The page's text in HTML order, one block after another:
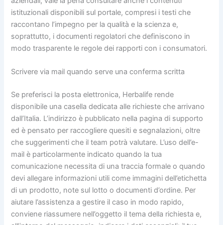
istituzionali disponibili sul portale, compresi i testi che
raccontano l’impegno per la qualità e la scienza e,
soprattutto, i documenti regolatori che definiscono in
modo trasparente le regole dei rapporti con i consumatori.
Scrivere via mail quando serve una conferma scritta
Se preferisci la posta elettronica, Herbalife rende
disponibile una casella dedicata alle richieste che arrivano
dall’Italia. L’indirizzo è pubblicato nella pagina di supporto
ed è pensato per raccogliere quesiti e segnalazioni, oltre
che suggerimenti che il team potrà valutare. L’uso dell’e-
mail è particolarmente indicato quando la tua
comunicazione necessita di una traccia formale o quando
devi allegare informazioni utili come immagini dell’etichetta
di un prodotto, note sul lotto o documenti d’ordine. Per
aiutare l’assistenza a gestire il caso in modo rapido,
conviene riassumere nell’oggetto il tema della richiesta e,